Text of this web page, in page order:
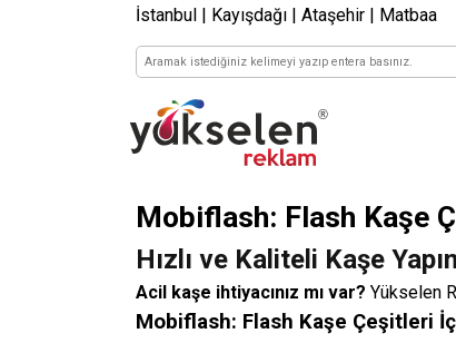
İstanbul | Kayışdağı | Ataşehir | Matbaa
Mobiflash: Flash Kaşe
Hızlı ve Kaliteli Kaşe
Acil kaşe ihtiyacınız mı var? Yükselen
Mobiflash: Flash Kaşe Çeşitleri